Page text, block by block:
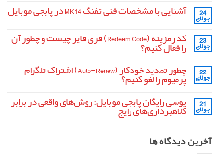
برای
فایت
Smoke
در
پابجی
ثبت
نشده 24
جولای
آشنایی با مشخصات فنی تفنگ MK14 در پابجی موبایل
برای
آشنایی
با
مشخصات
تفنگ
MK14
در
پابجی
ثبت
نشده 23
جولای
کد رمزینه (Redeem Code) فری فایر چیست و چطور آن
را فعال کنیم؟
برای
کد
رمزینه
فری
فایر
چیست
را
فعال
ثبت
نشده 22
جولای
چطور تمدید خودکار (Auto-Renew) اشتراک تلگرام
پرمیوم را لغو کنیم؟
برای
چطور
تمدید
اشتراک
تلگرام
ثبت
نشده 21
جولای
یوسی رایگان پابجی موبایل: روش‌های واقعی در برابر
کلاهبرداری‌های رایج
یوسی
رایگان
نشده
آخرین دیدگاه ها